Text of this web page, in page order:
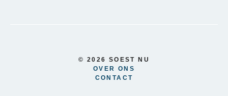
© 2026 SOEST NU
OVER ONS
CONTACT